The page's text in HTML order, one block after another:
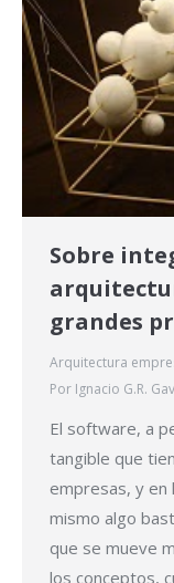
Sobre
grandes
Arquitectura
Por Ignacio G.R.
El software, a
tangible que
empresas, y en
mismo algo
que se mueve
los conceptos,